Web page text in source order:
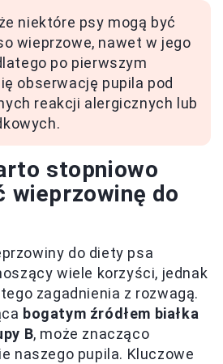
niektóre psy mogą być
wieprzowe, nawet w jego
po pierwszym
obserwację pupila pod
reakcji alergicznych lub
stopniowo
wieprzowinę do
do diety psa
wiele korzyści, jednak
zagadnienia z rozwagą.
bogatym źródłem białka
B, może znacząco
naszego pupila. Kluczowe